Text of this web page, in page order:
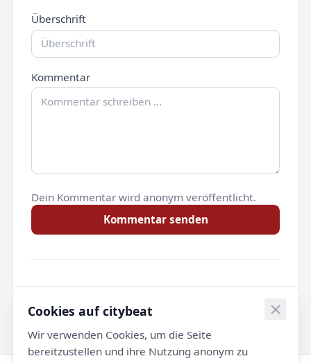
Überschrift
Kommentar
Dein Kommentar wird anonym veröffentlicht.
Kommentar senden
Noch keine Kommentare.
Cookies auf citybeat
Wir verwenden Cookies, um die Seite
bereitzustellen und ihre Nutzung anonym zu